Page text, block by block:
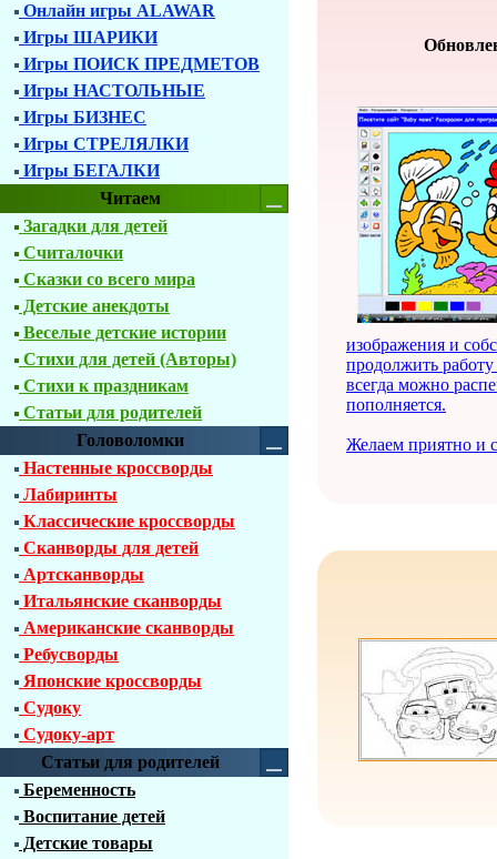
Онлайн игры ALAWAR
Игры ШАРИКИ
Игры ПОИСК ПРЕДМЕТОВ
Игры НАСТОЛЬНЫЕ
Игры БИЗНЕС
Игры СТРЕЛЯЛКИ
Игры БЕГАЛКИ
Читаем
Загадки для детей
Считалочки
Сказки со всего мира
Детские анекдоты
Веселые детские истории
Стихи для детей (Авторы)
Стихи к праздникам
Статьи для родителей
Головоломки
Настенные кроссворды
Лабиринты
Классические кроссворды
Сканворды для детей
Артсканворды
Итальянские сканворды
Американские сканворды
Ребусворды
Японские кроссворды
Судоку
Судоку-арт
Статьи для родителей
Беременность
Воспитание детей
Детские товары
изображения и
продолжить
всегда можно
пополняется.
Желаем приятно и